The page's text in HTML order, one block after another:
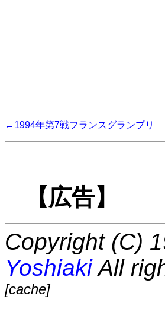
←1994年第7戦フランスグランプリ
【広告】
Copyright (C)
YoshiakiAll
[cache]